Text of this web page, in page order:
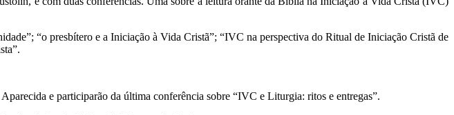
“o presbítero e a Iniciação à Vida Cristã”; “IVC na perspectiva do Ritual de Iniciação Cristã de
e participarão da última conferência sobre “IVC e Liturgia: ritos e entregas”.